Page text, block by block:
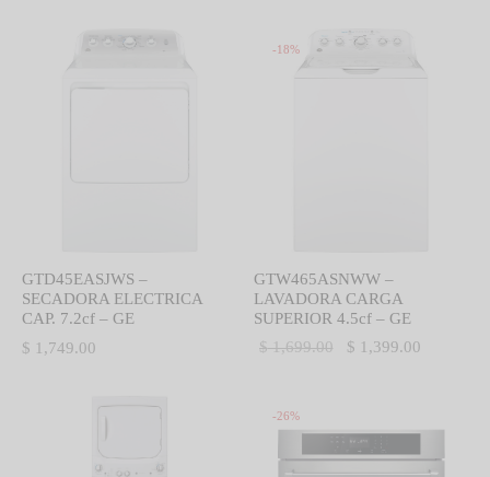
GTD45EASJWS –
SECADORA ELECTRICA
CAP. 7.2cf – GE
$ 1,749.00
-18%
GTW465ASNWW –
LAVADORA CARGA
SUPERIOR 4.5cf – GE
$1,699.00
El precio
$ 1,399.00
-26%